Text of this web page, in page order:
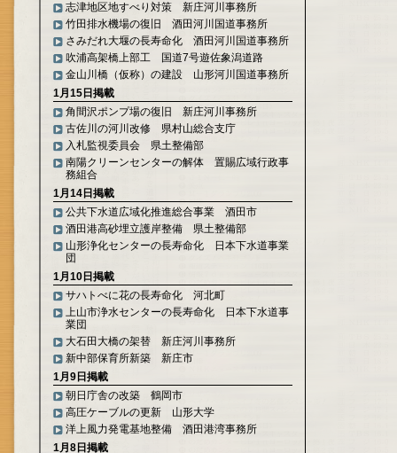
志津地区地すべり対策 新庄河川事務所
竹田排水機場の復旧 酒田河川国道事務所
さみだれ大堰の長寿命化 酒田河川国道事務所
吹浦高架橋上部工 国道7号遊佐象潟道路
金山川橋（仮称）の建設 山形河川国道事務所
1月15日掲載
角間沢ポンプ場の復旧 新庄河川事務所
古佐川の河川改修 県村山総合支庁
入札監視委員会 県土整備部
南陽クリーンセンターの解体 置賜広域行政事
務組合
1月14日掲載
公共下水道広域化推進総合事業 酒田市
酒田港高砂埋立護岸整備 県土整備部
山形浄化センターの長寿命化 日本下水道事業
団
1月10日掲載
サハトべに花の長寿命化 河北町
上山市浄水センターの長寿命化 日本下水道事
業団
大石田大橋の架替 新庄河川事務所
新中部保育所新築 新庄市
1月9日掲載
朝日庁舎の改築 鶴岡市
高圧ケーブルの更新 山形大学
洋上風力発電基地整備 酒田港湾事務所
1月8日掲載